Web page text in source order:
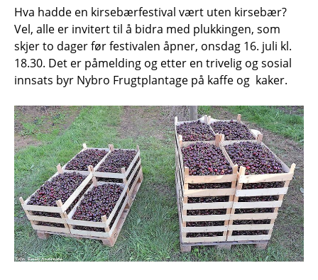
Hva hadde en kirsebærfestival vært uten kirsebær?
Vel, alle er invitert til å bidra med plukkingen, som
skjer to dager før festivalen åpner, onsdag 16. juli kl.
18.30. Det er påmelding og etter en trivelig og sosial
innsats byr Nybro Frugtplantage på kaffe og kaker.